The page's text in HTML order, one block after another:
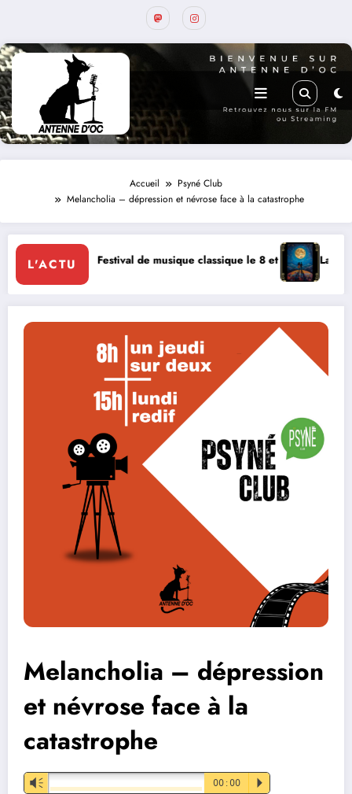
Accueil
Psyné Club
Melancholia – dépression et névrose face à la catastrophe
L'ACTU
de musique classique le 8 et 9 août La Thérapie Légendaire
Melancholia – dépression
et névrose face à la
catastrophe
Vm 00:00 P